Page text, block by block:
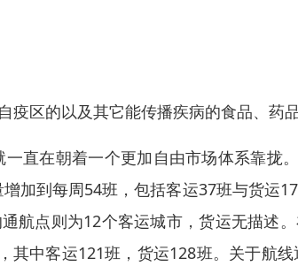
疫区的以及其它能传播疾病的食品、药品
一直在朝着一个更加自由市场体系靠拢
加到每周54班，包括客运37班与货运
航点则为12个客运城市，货运无描述
其中客运121班，货运128班。关于航